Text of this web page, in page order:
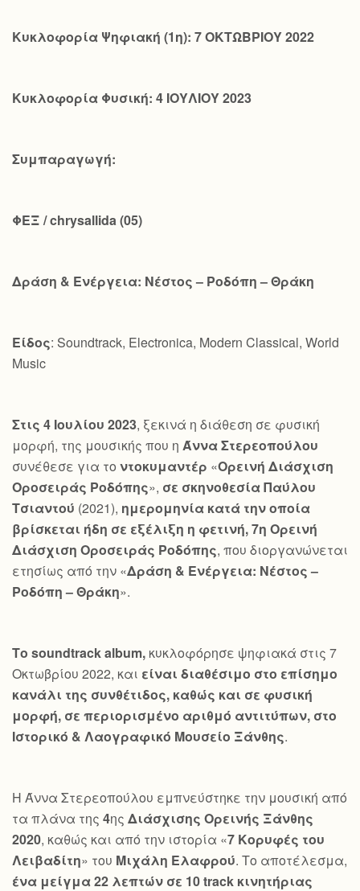
Κυκλοφορία Ψηφιακή (1η): 7 ΟΚΤΩΒΡΙΟΥ 2022
Κυκλοφορία Φυσική: 4 ΙΟΥΛΙΟΥ 2023
Συμπαραγωγή:
ΦΕΞ /chrysallida(05)
Δράση & Ενέργεια: Νέστος – Ροδόπη – Θράκη
Είδος: Soundtrack, Electronica, Modern Classical, World
Music
Στις 4 Ιουλίου 2023, ξεκινά η διάθεση σε φυσική
μορφή, της μουσικής που η Άννα Στερεοπούλου
συνέθεσε για το ντοκυμαντέρ «Ορεινή Διάσχιση
Οροσειράς Ροδόπης», σε σκηνοθεσία Παύλου
Τσιαντού (2021), ημερομηνία κατά την οποία
βρίσκεται ήδη σε εξέλιξη η φετινή, 7η Ορεινή
Διάσχιση Οροσειράς Ροδόπης, που διοργανώνεται
ετησίως από την «Δράση & Ενέργεια: Νέστος –
Ροδόπη – Θράκη».
Το soundtrackalbum, κυκλοφόρησε ψηφιακά στις 7
Οκτωβρίου 2022, και είναι διαθέσιμο στο επίσημο
κανάλι της συνθέτιδος, καθώς και σε φυσική
μορφή, σε περιορισμένο αριθμό αντιτύπων, στο
Ιστορικό & Λαογραφικό Μουσείο Ξάνθης.
Η Άννα Στερεοπούλου εμπνεύστηκε την μουσική από
τα πλάνα της 4ης Διάσχισης Ορεινής Ξάνθης
2020, καθώς και από την ιστορία «7 Κορυφές του
Λειβαδίτη» του Μιχάλη Ελαφρού. Το αποτέλεσμα,
ένα μείγμα 22 λεπτών σε 10track κινητήριας